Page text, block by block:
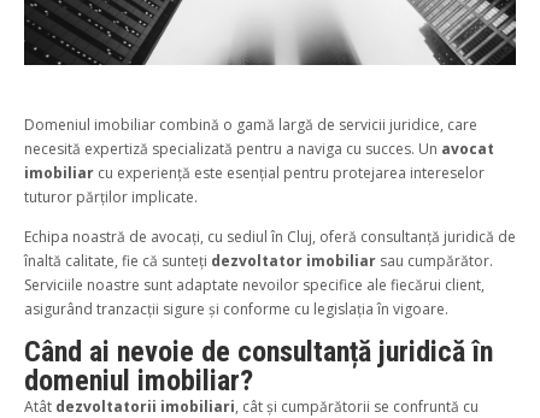
Domeniul imobiliar combină o gamă largă de servicii juridice, care
necesită expertiză specializată pentru a naviga cu succes. Un avocat
imobiliar cu experiență este esențial pentru protejarea intereselor
tuturor părților implicate.
Echipa noastră de avocați, cu sediul în Cluj, oferă consultanță juridică de
înaltă calitate, fie că sunteți dezvoltator imobiliar sau cumpărător.
Serviciile noastre sunt adaptate nevoilor specifice ale fiecărui client,
asigurând tranzacții sigure și conforme cu legislația în vigoare.
Când ai nevoie de consultanță juridică în
domeniul imobiliar?
Atât dezvoltatorii imobiliari, cât și cumpărătorii se confruntă cu